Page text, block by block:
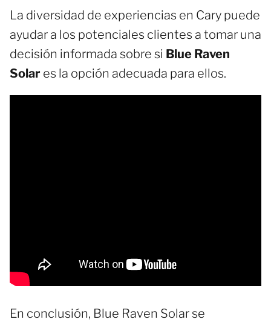
La diversidad de experiencias en Cary puede
ayudar a los potenciales clientes a tomar una
decisión informada sobre si Blue Raven
Solar es la opción adecuada para ellos.
En conclusión, Blue Raven Solar se